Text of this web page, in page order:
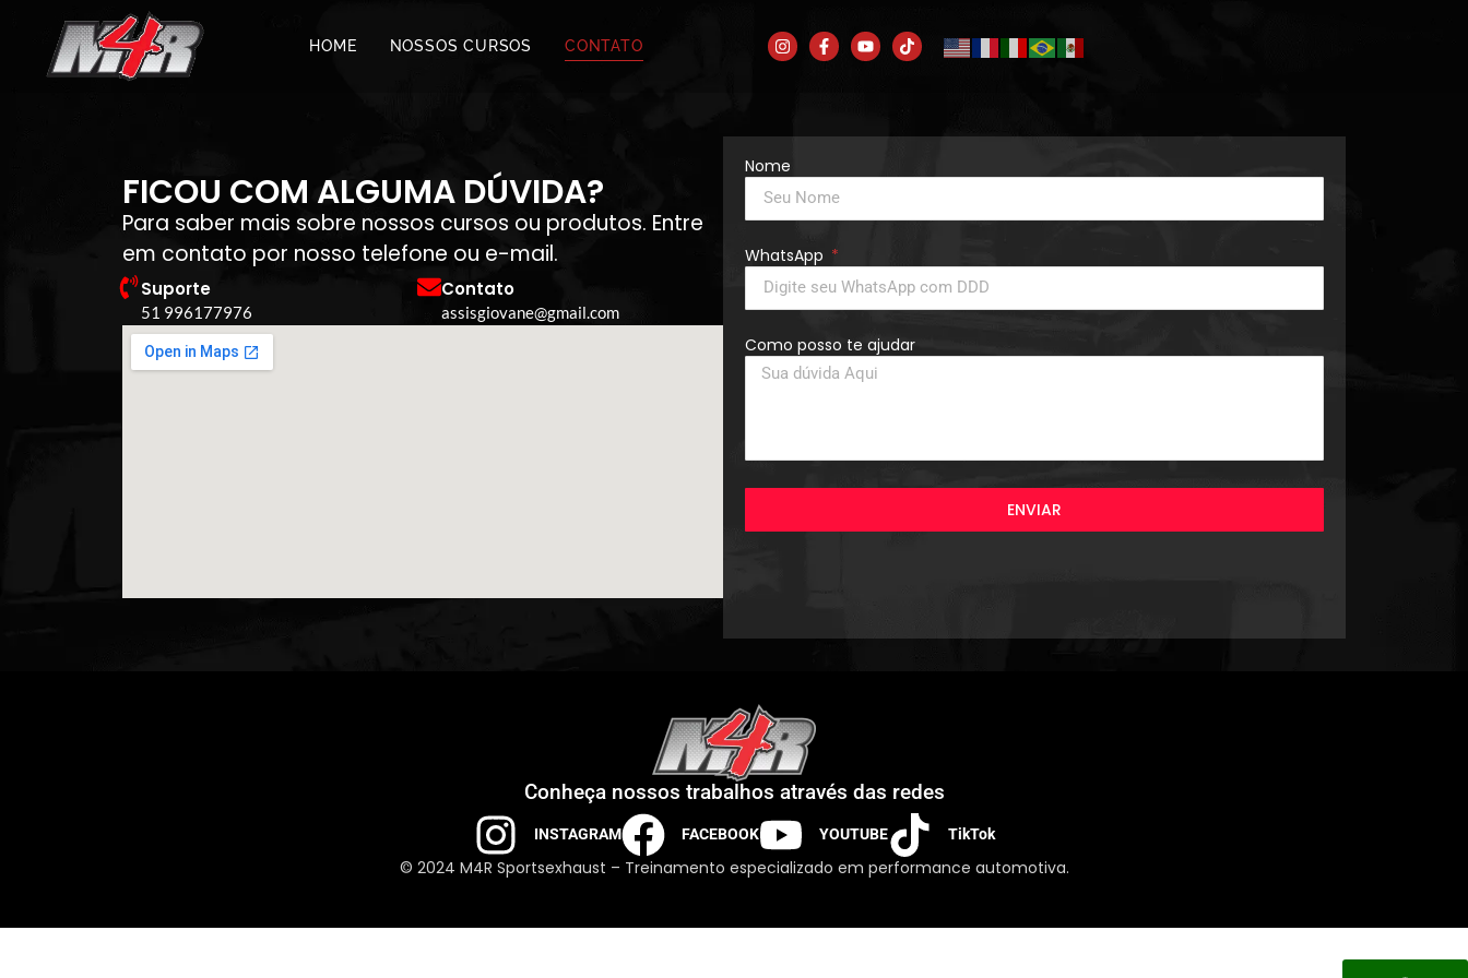
HOME NOSSOS CURSOS CONTATO
FICOU COM ALGUMA DÚVIDA?
Para saber mais sobre nossos cursos ou produtos. Entre
em contato por nosso telefone ou e-mail.
Suporte
51 996177976
Contato
assisgiovane@gmail.com
Nome
WhatsApp
Como posso te ajudar
ENVIAR
Conheça nossos trabalhos através das redes
INSTAGRAM FACEBOOK YOUTUBE TikTok
© 2024 M4R Sportsexhaust – Treinamento especializado em performance automotiva.